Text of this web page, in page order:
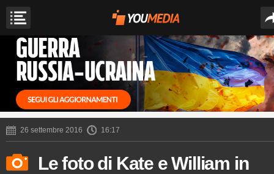
26 settembre 2016 16:17
Le foto di Kate e William in